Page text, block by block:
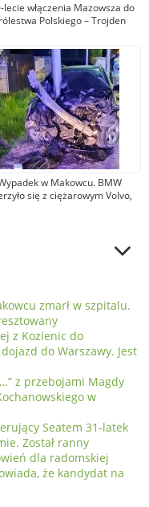
lecie włączenia Mazowsza do
Polskiego – Trojden
w Makowcu. BMW
się z ciężarowym Volvo,
zmarł w szpitalu.
z Kozienic do
do Warszawy. Jest
z przebojami Magdy
w
Seatem 31-latek
Został ranny
dla radomskiej
że kandydat na